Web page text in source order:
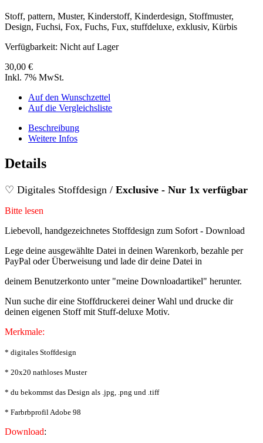
Stoff, pattern, Muster, Kinderstoff, Kinderdesign, Stoffmuster,
Design, Fuchsi, Fox, Fuchs, Fux, stuffdeluxe, exklusiv, Kürbis
Verfügbarkeit: Nicht auf Lager
30,00 €
Inkl. 7% MwSt.
Auf den Wunschzettel
Auf die Vergleichsliste
Beschreibung
Weitere Infos
Details
♡ Digitales Stoffdesign / Exclusive - Nur 1x verfügbar
Bitte lesen
Liebevoll, handgezeichnetes Stoffdesign zum Sofort - Download
Lege deine ausgewählte Datei in deinen Warenkorb, bezahle per
PayPal oder Überweisung und lade dir deine Datei in
deinem Benutzerkonto unter "meine Downloadartikel" herunter.
Nun suche dir eine Stoffdruckerei deiner Wahl und drucke dir
deinen eigenen Stoff mit Stuff-deluxe Motiv.
Merkmale:
* digitales Stoffdesign
* 20x20 nathloses Muster
* du bekommst das Design als .jpg, .png und .tiff
* Farbrbprofil Adobe 98
Download: